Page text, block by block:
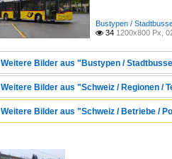
Bustypen /
 34 1200x800 Px,
Weitere Bilder aus "Bustypen /
Weitere Bilder aus "Schweiz / Regionen /
Weitere Bilder aus "Schweiz / Betriebe /